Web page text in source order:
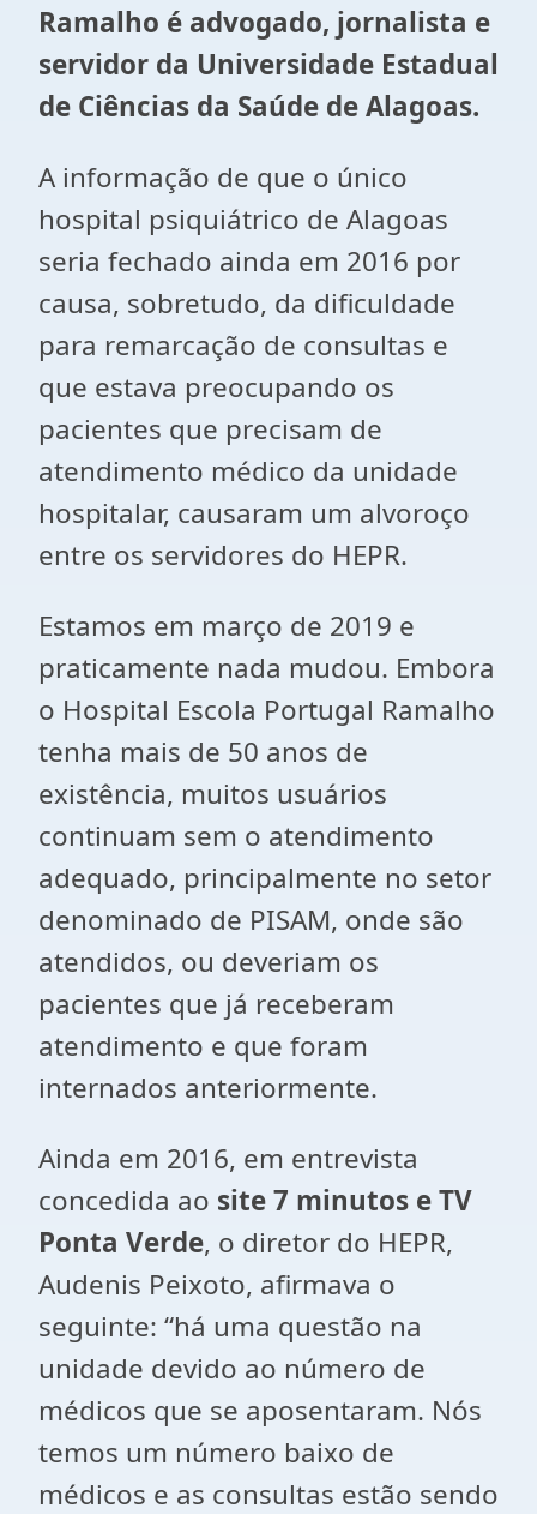
Ramalho é advogado, jornalista e
servidor da Universidade Estadual
de Ciências da Saúde de Alagoas.
A informação de que o único
hospital psiquiátrico de Alagoas
seria fechado ainda em 2016 por
causa, sobretudo, da dificuldade
para remarcação de consultas e
que estava preocupando os
pacientes que precisam de
atendimento médico da unidade
hospitalar, causaram um alvoroço
entre os servidores do HEPR.
Estamos em março de 2019 e
praticamente nada mudou. Embora
o Hospital Escola Portugal Ramalho
tenha mais de 50 anos de
existência, muitos usuários
continuam sem o atendimento
adequado, principalmente no setor
denominado de PISAM, onde são
atendidos, ou deveriam os
pacientes que já receberam
atendimento e que foram
internados anteriormente.
Ainda em 2016, em entrevista
concedida ao site 7 minutos e TV
Ponta Verde, o diretor do HEPR,
Audenis Peixoto, afirmava o
seguinte: “há uma questão na
unidade devido ao número de
médicos que se aposentaram. Nós
temos um número baixo de
médicos e as consultas estão sendo